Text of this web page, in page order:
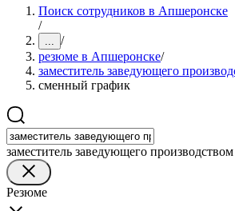
Поиск сотрудников в Апшеронске
/
... /
резюме в Апшеронске/
заместитель заведующего
сменный график
заместитель заведующего производством
Резюме